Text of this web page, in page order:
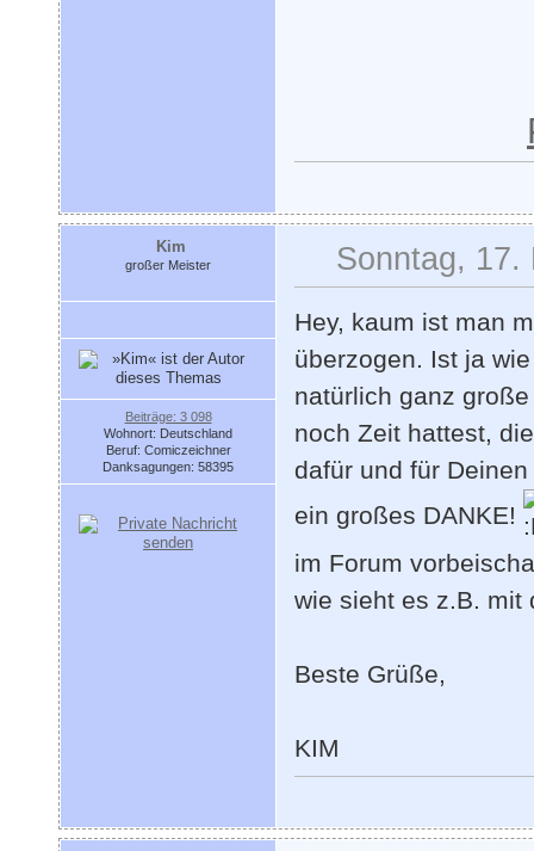
Kim
großer Meister
Beiträge: 3 098
Wohnort: Deutschland
Beruf: Comiczeichner
Danksagungen: 58395
Sonntag, 17.
Hey, kaum ist man
überzogen. Ist ja
natürlich ganz
noch Zeit hattest,
dafür und für
ein großes DANKE!
im Forum
wie sieht es z.B. mit
Beste Grüße,
KIM